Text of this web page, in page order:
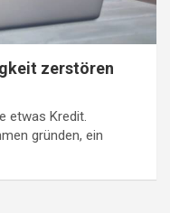
zerstören
etwas Kredit.
gründen, ein